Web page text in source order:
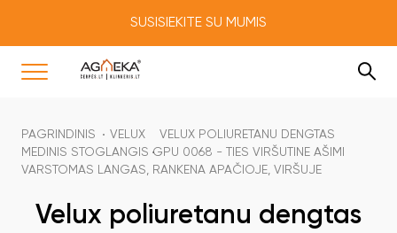
SUSISIEKITE SU MUMIS
PAGRINDINIS VELUX
VELUX POLIURETANU DENGTAS
MEDINIS STOGLANGIS GPU 0068 - TIES VIRŠUTINE AŠIMI
VARSTOMAS LANGAS, RANKENA APAČIOJE, VIRŠUJE
Velux poliuretanu dengtas